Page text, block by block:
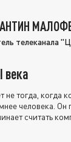
телеканала
века
тогда, когда
человека. Он
считать